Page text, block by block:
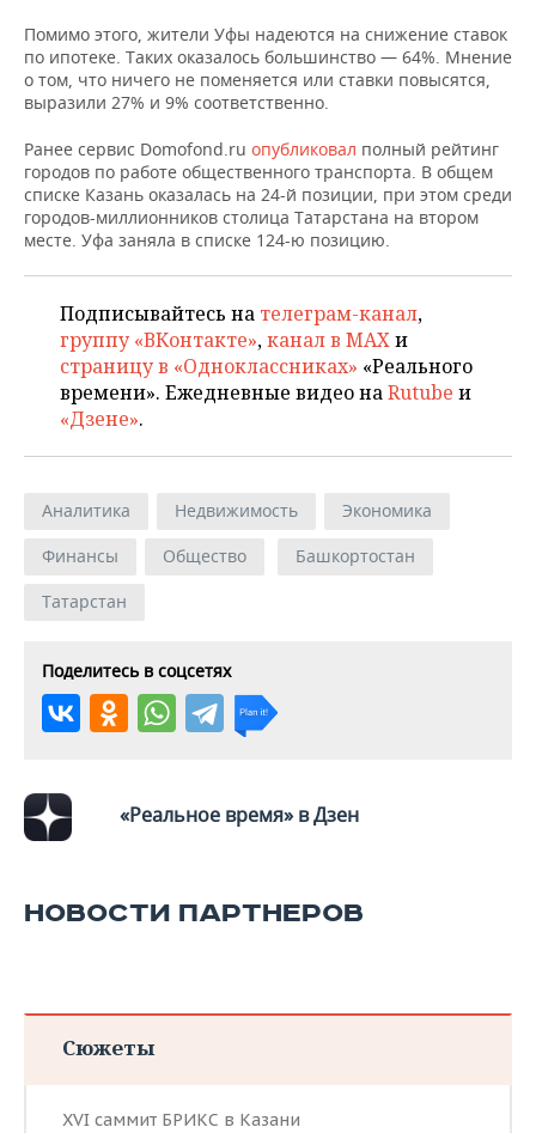
Помимо этого, жители Уфы надеются на снижение ставок
по ипотеке. Таких оказалось большинство — 64%. Мнение
о том, что ничего не поменяется или ставки повысятся,
выразили 27% и 9% соответственно.
Ранее сервис Domofond.ru опубликовал полный рейтинг
городов по работе общественного транспорта. В общем
списке Казань оказалась на 24-й позиции, при этом среди
городов-миллионников столица Татарстана на втором
месте. Уфа заняла в списке 124-ю позицию.
Подписывайтесь на телеграм-канал,
группу «ВКонтакте»,канал в MAXи
страницу в «Одноклассниках» «Реального
времени». Ежедневные видео наRutube и
«Дзене».
Аналитика Недвижимость
Экономика
Финансы
Общество
Башкортостан
Татарстан
Поделитесь в соцсетях
«Реальное время» в Дзен
НОВОСТИ ПАРТНЕРОВ
Сюжеты
XVI саммит БРИКС в Казани